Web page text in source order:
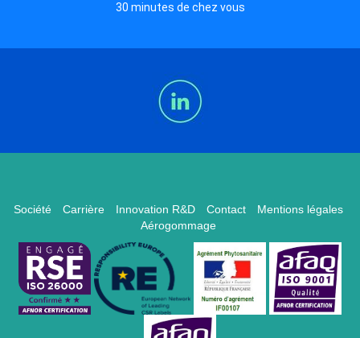
30 minutes de chez vous
Société Carrière Innovation R&D Contact
Mentions légales
Aérogommage